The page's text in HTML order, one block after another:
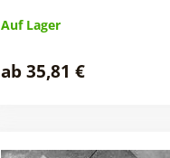
Auf Lager
ab 35,81 €